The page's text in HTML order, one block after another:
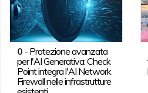
0- Protezione avanzata
per l'AI Generativa: Check
Point integra l'AI Network
Firewall nelle infrastrutture